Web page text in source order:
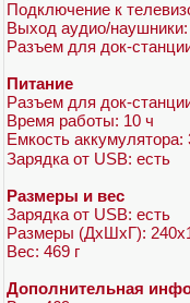
Подключение к
Выход аудио/
Разъем для док-
Питание
Разъем для док-
Время работы: 10 ч
Емкость аккумулятора:
Зарядка от USB: есть
Размеры и вес
Зарядка от USB: есть
Размеры (ДхШхГ):
Вес: 469 г
Дополнительная